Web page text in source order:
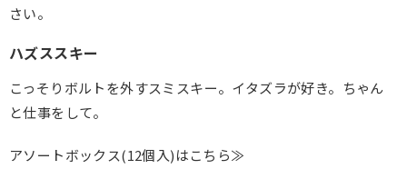
さい。
ハズススキー
こっそりボルトを外すスミスキー。イタズラが好き。ちゃん
と仕事をして。
アソートボックス(12個入)はこちら≫